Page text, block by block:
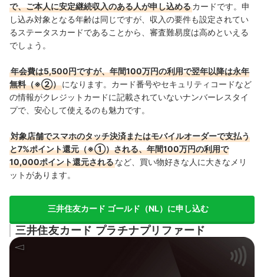
で、ご本人に安定継続収入のある人が申し込めるカードです。申
し込み対象となる年齢は同じですが、収入の要件も設定されてい
るステータスカードであることから、審査難易度は高めといえる
でしょう。
年会費は5,500円ですが、年間100万円の利用で翌年以降は永年
無料（※②）になります。カード番号やセキュリティコードなど
の情報がクレジットカードに記載されていないナンバーレスタイ
プで、安心して使えるのも魅力です。
対象店舗でスマホのタッチ決済またはモバイルオーダーで支払う
と7%ポイント還元（※①）される、年間100万円の利用で
10,000ポイント還元されるなど、買い物好きな人に大きなメリ
ットがあります。
三井住友カード ゴールド（NL）に申し込む
三井住友カード プラチナプリファード